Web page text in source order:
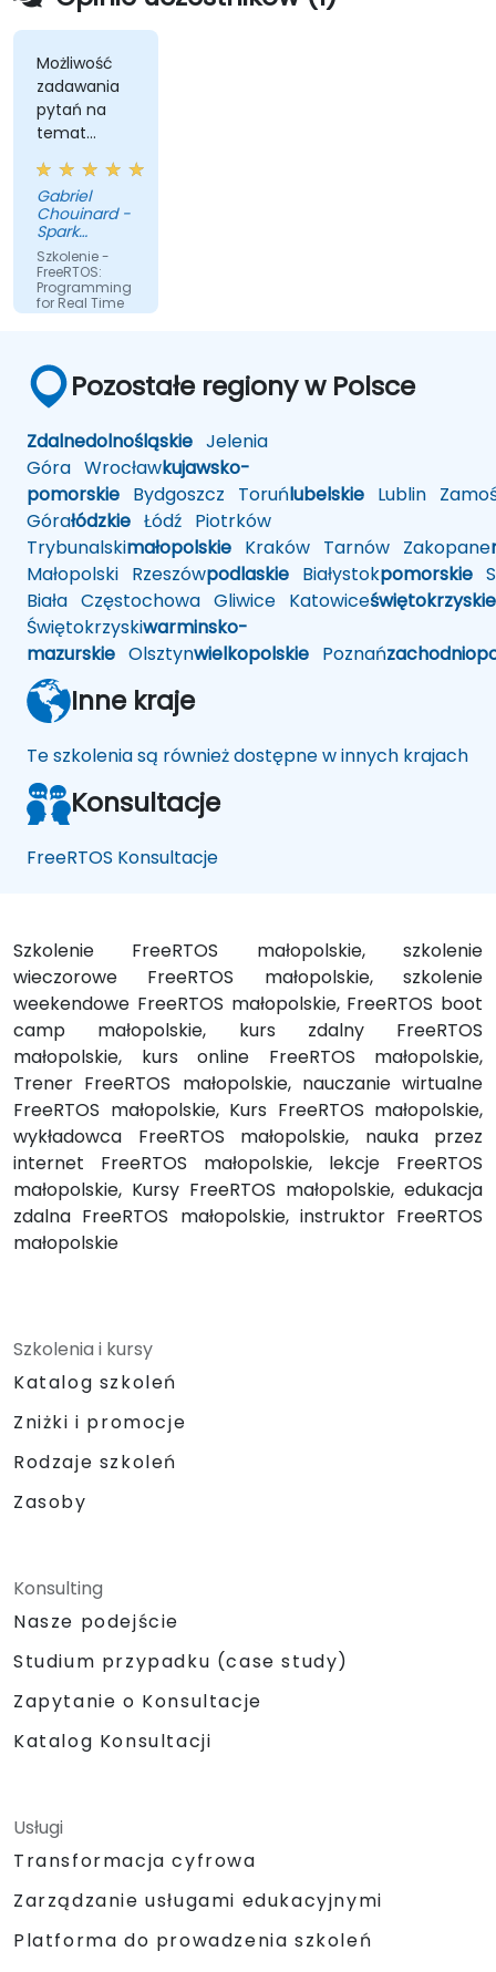
Możliwość
zadawania
pytań na
temat
zaawansowanych
przedmiotów,
nawet jeśli
nie były one
początkowo
planowane.
Gabriel
Chouinard -
Spark
Microsystems
Szkolenie -
FreeRTOS:
Programming
for Real Time
Operating
Przetłumaczone
przez sztuczną
inteligencję
Pozostałe regiony w Polsce
Zdalnedolnośląskie Jelenia
Góra Wrocławkujawsko-
pomorskie Bydgoszcz Toruńlubelskie Lublin
Górałódzkie Łódź Piotrków
Trybunalskimałopolskie Kraków Tarnów Zakopane
Małopolski Rzeszówpodlaskie Białystokpomorskie
Biała Częstochowa Gliwice Katowiceświętokrzyskie
Świętokrzyskiwarminsko-
mazurskie Olsztynwielkopolskie Poznań
Inne kraje
Te szkolenia są również dostępne w innych krajach
Konsultacje
FreeRTOS Konsultacje
Szkolenie FreeRTOS małopolskie, szkolenie
wieczorowe FreeRTOS małopolskie, szkolenie
weekendowe FreeRTOS małopolskie, FreeRTOS boot
camp małopolskie, kurs zdalny FreeRTOS
małopolskie, kurs online FreeRTOS małopolskie,
Trener FreeRTOS małopolskie, nauczanie wirtualne
FreeRTOS małopolskie, Kurs FreeRTOS małopolskie,
wykładowca FreeRTOS małopolskie, nauka przez
internet FreeRTOS małopolskie, lekcje FreeRTOS
małopolskie, Kursy FreeRTOS małopolskie, edukacja
zdalna FreeRTOS małopolskie, instruktor FreeRTOS
małopolskie
Szkolenia i kursy
Katalog szkoleń
Zniżki i promocje
Rodzaje szkoleń
Zasoby
Konsulting
Nasze podejście
Studium przypadku (case study)
Zapytanie o Konsultacje
Katalog Konsultacji
Usługi
Transformacja cyfrowa
Zarządzanie usługami edukacyjnymi
Platforma do prowadzenia szkoleń